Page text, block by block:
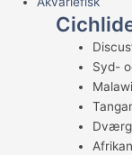
Syd-